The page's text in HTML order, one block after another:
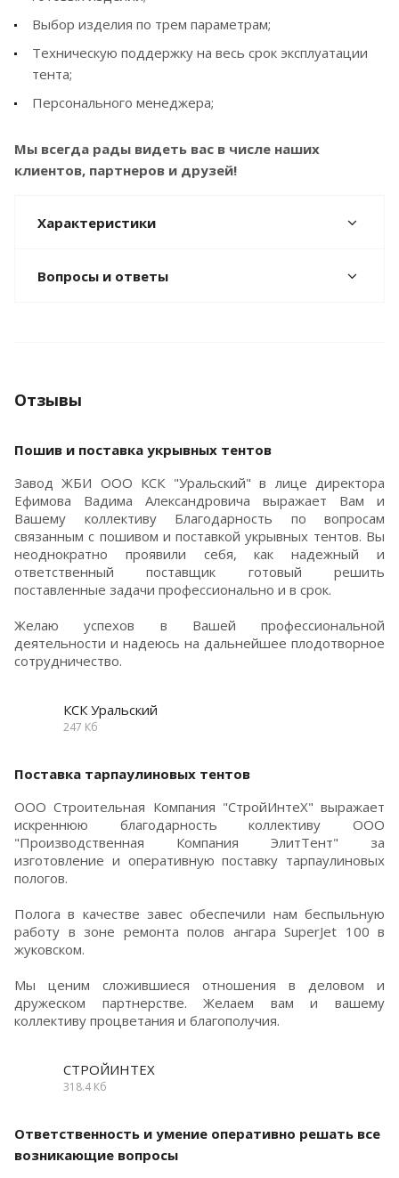
Выбор изделия по трем параметрам;
Техническую поддержку на весь срок эксплуатации
тента;
Персонального менеджера;
Мы всегда рады видеть вас в числе наших
клиентов, партнеров и друзей!
Характеристики
Вопросы и ответы
Отзывы
Пошив и поставка укрывных тентов
Завод ЖБИ ООО КСК "Уральский" в лице директора
Ефимова Вадима Александровича выражает Вам и
Вашему коллективу Благодарность по вопросам
связанным с пошивом и поставкой укрывных тентов. Вы
неоднократно проявили себя, как надежный и
ответственный поставщик готовый решить
поставленные задачи профессионально и в срок.
Желаю успехов в Вашей профессиональной
деятельности и надеюсь на дальнейшее плодотворное
сотрудничество.
КСК Уральский
247 Кб
Поставка тарпаулиновых тентов
ООО Строительная Компания "СтройИнтеХ" выражает
искреннюю благодарность коллективу ООО
"Производственная Компания ЭлитТент" за
изготовление и оперативную поставку тарпаулиновых
пологов.
Полога в качестве завес обеспечили нам беспыльную
работу в зоне ремонта полов ангара SuperJet 100 в
жуковском.
Мы ценим сложившиеся отношения в деловом и
дружеском партнерстве. Желаем вам и вашему
коллективу процветания и благополучия.
СТРОЙИНТЕХ
318.4 Кб
Ответственность и умение оперативно решать все
возникающие вопросы